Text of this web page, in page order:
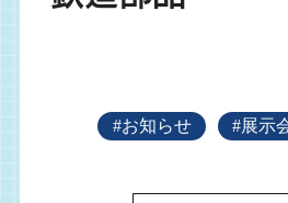
#お知らせ #展示